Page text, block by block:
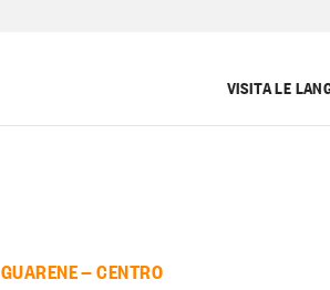
VISITA LE
GUARENE — CENTRO